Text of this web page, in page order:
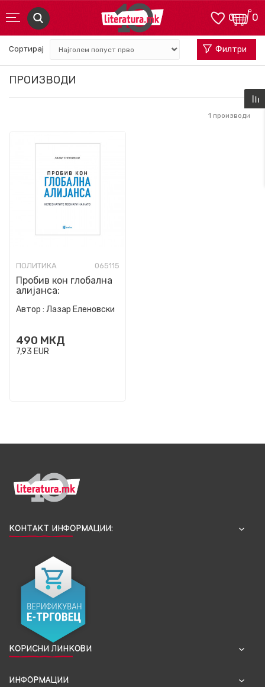
0
0
ПРОИЗВОДИ
Сортирај Филтри
1 производи
ПОЛИТИКА 065115
Пробив кон глобална
алијанса:
на НАТО
Автор : Лазар Еленовски
490 МКД
7,93 EUR
КОНТАКТ ИНФОРМАЦИИ:
КОРИСНИ ЛИНКОВИ
ИНФОРМАЦИИ